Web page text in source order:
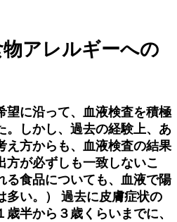
アレルギーへの
に沿って、血液検査を積極
。しかし、過去の経験上、あ
え方からも、血液検査の結果
方が必ずしも一致しないこ
る食品についても、血液で陽
多い。） 過去に皮膚症状の
半から３歳くらいまでに、